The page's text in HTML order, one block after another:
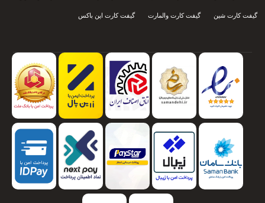
گیفت کارت شین گیفت کارت والمارت گیفت کارت اپن باکس